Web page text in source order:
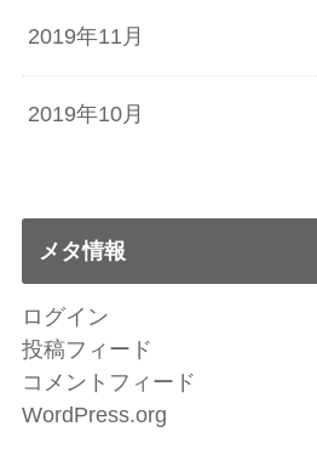
2019年11月
2019年10月
メタ情報
ログイン
投稿フィード
コメントフィード
WordPress.org